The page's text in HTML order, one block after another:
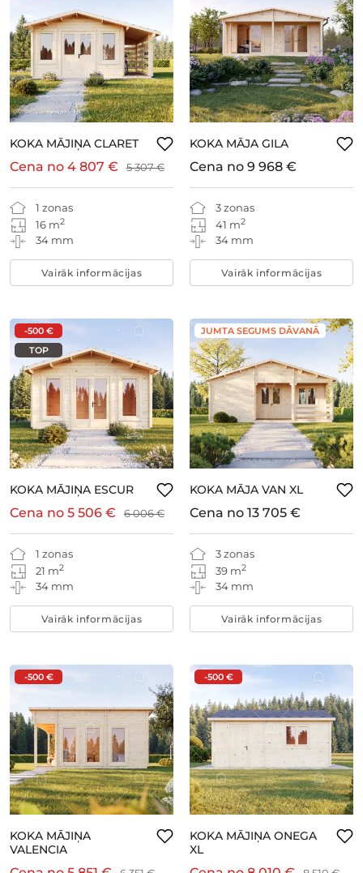
KOKA MĀJIŅA CLARET
1 zonas
16 m2
34 mm
Cena no 4 807 € 5 307 €
Vairāk informācijas
KOKA MĀJA GILA
3 zonas
41 m2
34 mm
Cena no 9 968 €
Vairāk informācijas
-500 €
TOP
KOKA MĀJIŅA ESCUR
1 zonas
21 m2
34 mm
Cena no 5 506 € 6 006 €
Vairāk informācijas
JUMTA SEGUMS DĀVANĀ
KOKA MĀJA VAN XL
3 zonas
39 m2
34 mm
Cena no 13 705 €
Vairāk informācijas
-500 €
KOKA MĀJIŅA
VALENCIA
-500 €
KOKA MĀJIŅA ONEGA
XL